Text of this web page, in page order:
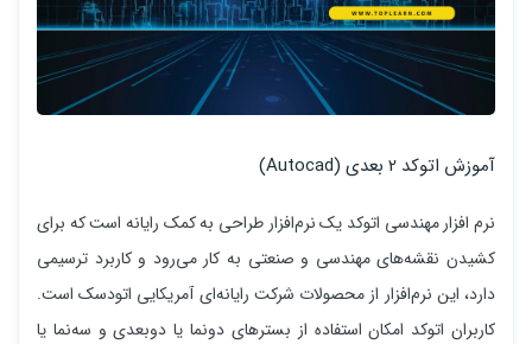
آموزش اتوکد 2 بعدی (Autocad)
نرم افزار مهندسی اتوکد یک نرم‌افزار طراحی به کمک رایانه است که برای
کشیدن نقشه‌های مهندسی و صنعتی به کار می‌رود و کاربرد ترسیمی
دارد، این نرم‌افزار از محصولات شرکت رایانه‌ای آمریکایی اتودسک است.
کاربران اتوکد امکان استفاده از بستر‌های دونما یا دوبعدی و سه‌نما یا